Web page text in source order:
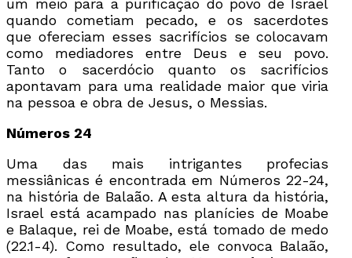
um meio para a purificação do povo de Israel
quando cometiam pecado, e os sacerdotes
que ofereciam esses sacrifícios se colocavam
como mediadores entre Deus e seu povo.
Tanto o sacerdócio quanto os sacrifícios
apontavam para uma realidade maior que viria
na pessoa e obra de Jesus, o Messias.
Números 24
Uma das mais intrigantes profecias
messiânicas é encontrada em Números 22-24,
na história de Balaão. A esta altura da história,
Israel está acampado nas planícies de Moabe
e Balaque, rei de Moabe, está tomado de medo
(22.1-4). Como resultado, ele convoca Balaão,